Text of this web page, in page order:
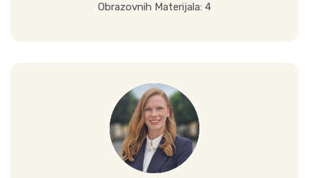
Obrazovnih Materijala: 4
Prikaži sve